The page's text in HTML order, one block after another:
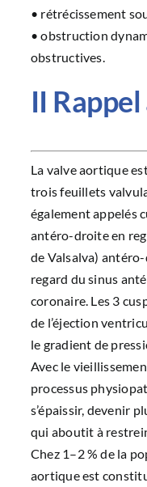
• rétrécissement
• obstruction
obstructives.
II
La valve aortique
trois feuillets
également appelés
antéro-droite en
de Valsalva)
regard du sinus
coronaire. Les 3
de l’éjection
le gradient de
Avec le
processus
s’épaissir, devenir
qui aboutit à
Chez 1–2 % de la
aortique est